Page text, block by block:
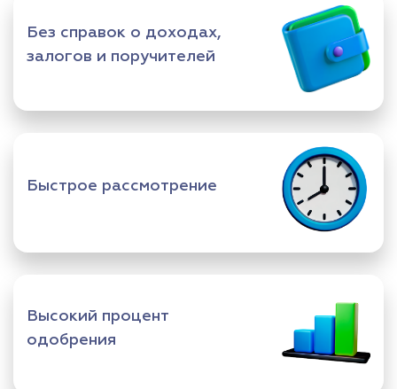
Без справок о доходах,
залогов и поручителей
Быстрое рассмотрение
Высокий процент
одобрения